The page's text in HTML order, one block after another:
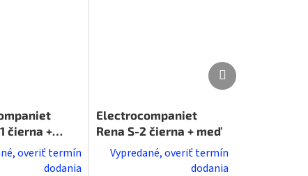
čierna +
overiť termín
dodania
Electrocompaniet
Rena S-2 čierna + meď
Vypredané, overiť termín
dodania
Ďalší
produkt
Ďalší
produkt